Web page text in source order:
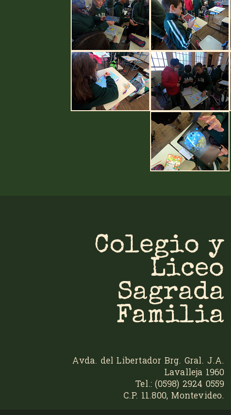
Colegio y
Liceo
Sagrada
Familia
Avda. del Libertador Brg. Gral. J.A.
Lavalleja 1960
Tel.: (0598) 2924 0559
C.P. 11.800, Montevideo.